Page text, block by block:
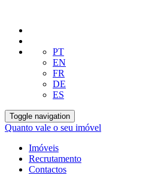
PT
EN
FR
DE
ES
Toggle navigation
Quanto vale o seu imóvel
Imóveis
Recrutamento
Contactos